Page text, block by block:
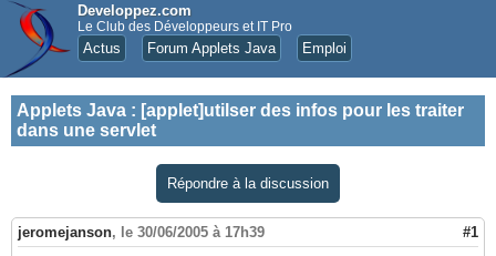
Developpez.com
Le Club des Développeurs et IT Pro
Actus Forum Applets Java Emploi
Applets Java : [applet]utilser des infos pour les traiter
dans une servlet
Répondre à la discussion
jeromejanson, le 30/06/2005 à 17h39 #1